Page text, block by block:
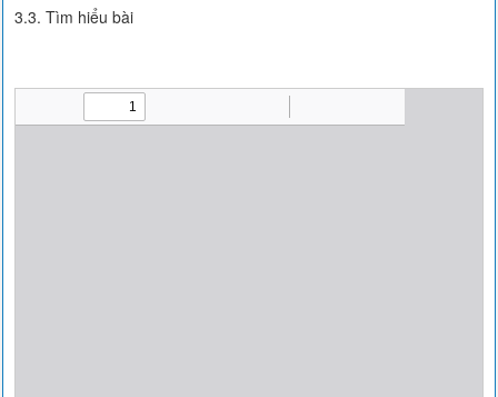
3.3. Tìm hiểu bài